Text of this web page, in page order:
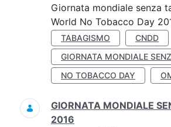
Giornata mondiale senza
World No Tobacco Day
TABAGISMO
CNDD
GIORNATA MONDIALE
NO TOBACCO DAY
GIORNATA MONDIALE
2016